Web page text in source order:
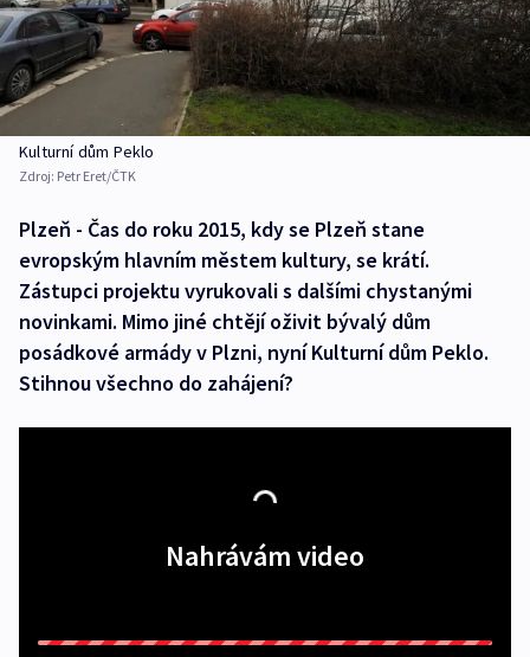
Kulturní dům Peklo
Zdroj: Petr Eret/ČTK
Plzeň - Čas do roku 2015, kdy se Plzeň stane
evropským hlavním městem kultury, se krátí.
Zástupci projektu vyrukovali s dalšími chystanými
novinkami. Mimo jiné chtějí oživit bývalý dům
posádkové armády v Plzni, nyní Kulturní dům Peklo.
Stihnou všechno do zahájení?
Nahrávám video